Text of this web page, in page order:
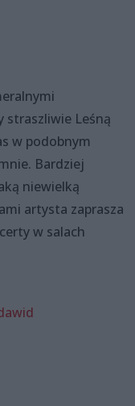
straszliwie Leśną
w podobnym
Bardziej
niewielką
artysta zaprasza
w salach